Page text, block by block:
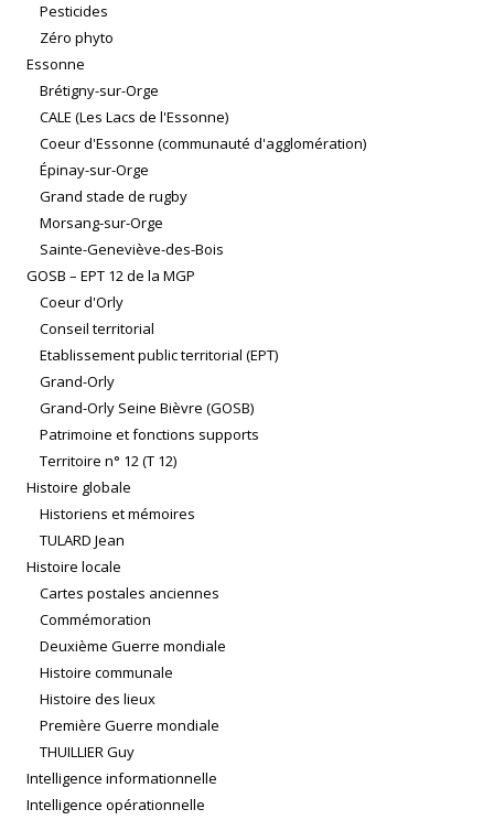
Pesticides
Zéro phyto
Essonne
Brétigny-sur-Orge
CALE (Les Lacs de l'Essonne)
Coeur d'Essonne (communauté d'agglomération)
Épinay-sur-Orge
Grand stade de rugby
Morsang-sur-Orge
Sainte-Geneviève-des-Bois
GOSB – EPT 12 de la MGP
Coeur d'Orly
Conseil territorial
Etablissement public territorial (EPT)
Grand-Orly
Grand-Orly Seine Bièvre (GOSB)
Patrimoine et fonctions supports
Territoire n° 12 (T 12)
Histoire globale
Historiens et mémoires
TULARD Jean
Histoire locale
Cartes postales anciennes
Commémoration
Deuxième Guerre mondiale
Histoire communale
Histoire des lieux
Première Guerre mondiale
THUILLIER Guy
Intelligence informationnelle
Intelligence opérationnelle